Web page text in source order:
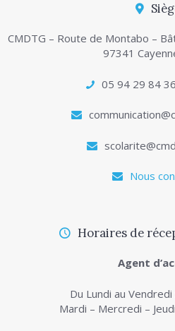
CMDTG – Route de Montabo –
97341
05 94 29 84
Nous
Horaires de
Agent
Du Lundi au
Mardi – Mercredi –